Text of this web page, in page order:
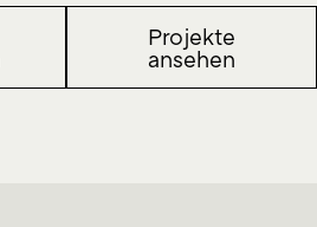
Projekte
ansehen